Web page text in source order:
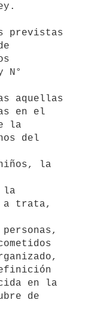
previstas
N°
en el
del
a trata,
de